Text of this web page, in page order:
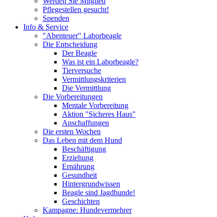
Pflegestellen gesucht!
Spenden
Info & Service
"Abenteuer" Laborbeagle
Die Entscheidung
Der Beagle
Was ist ein Laborbeagle?
Tierversuche
Vermittlungskriterien
Die Vermittlung
Die Vorbereitungen
Mentale Vorbereitung
Aktion "Sicheres Haus"
Anschaffungen
Die ersten Wochen
Das Leben mit dem Hund
Beschäftigung
Erziehung
Ernährung
Gesundheit
Hintergrundwissen
Beagle sind Jagdhunde!
Geschichten
Kampagne: Hundevermehrer